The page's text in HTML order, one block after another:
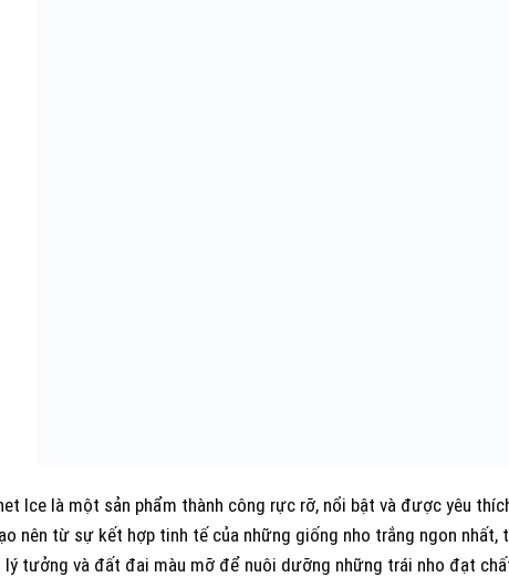
Ice là một sản phẩm thành công rực rỡ, nổi bật và được yêu
nên từ sự kết hợp tinh tế của những giống nho trắng ngon nhất,
lý tưởng và đất đai màu mỡ để nuôi dưỡng những trái nho đạt